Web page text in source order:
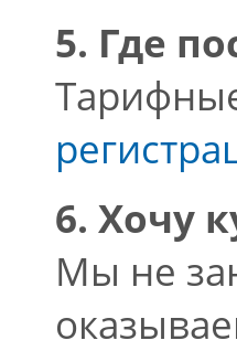
5. Где
6. Хочу
Мы не